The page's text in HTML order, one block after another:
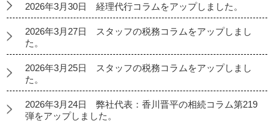
2026年3月30日 経理代行コラムをアップしました。
2026年3月27日 スタッフの税務コラムをアップしまし
た。
2026年3月25日 スタッフの税務コラムをアップしまし
た。
2026年3月24日 弊社代表：香川晋平の相続コラム第219
弾をアップしました。